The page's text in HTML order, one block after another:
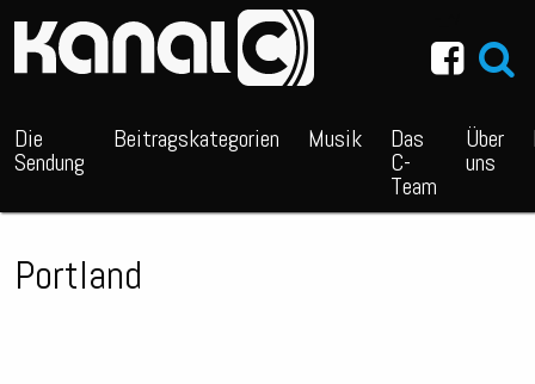
Die
Sendung
Beitragskategorien Musik Das
C-
Team
Über
uns
Portland